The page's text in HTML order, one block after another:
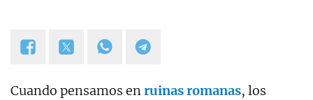
Cuando pensamos enruinas romanas, los